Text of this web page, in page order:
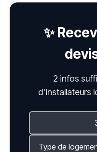
✨
2 infos
d'installateurs